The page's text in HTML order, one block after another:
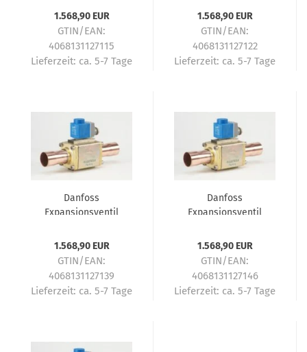
042H2021
1.568,90 EUR
GTIN/EAN:
4068131127115
Lieferzeit: ca. 5-7 Tage
042H2023
1.568,90 EUR
GTIN/EAN:
4068131127122
Lieferzeit: ca. 5-7 Tage
Danfoss
Expansionsventil
042H2026
1.568,90 EUR
GTIN/EAN:
4068131127139
Lieferzeit: ca. 5-7 Tage
Danfoss
Expansionsventil
042H2028
1.568,90 EUR
GTIN/EAN:
4068131127146
Lieferzeit: ca. 5-7 Tage